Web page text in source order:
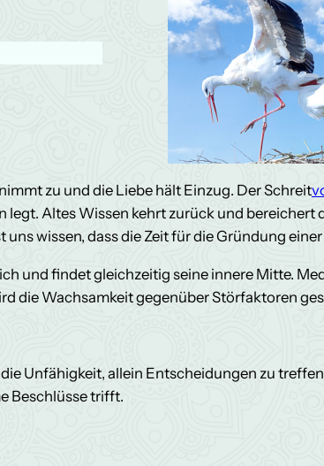
zu und die Liebe hält Einzug. Der Schreit
Altes Wissen kehrt zurück und bereichert
wissen, dass die Zeit für die Gründung
und findet gleichzeitig seine innere Mitte.
die Wachsamkeit gegenüber Störfaktoren
Unfähigkeit, allein Entscheidungen zu
Beschlüsse trifft.